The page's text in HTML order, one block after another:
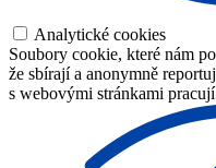
Analytické cookies
Soubory cookie, které nám
že sbírají a anonymně
s webovými stránkami